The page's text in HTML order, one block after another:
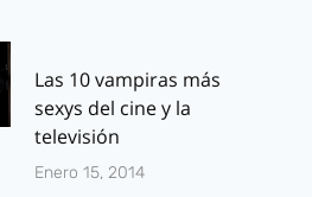
Las 10 vampiras más
sexys del cine y la
televisión
Enero 15, 2014